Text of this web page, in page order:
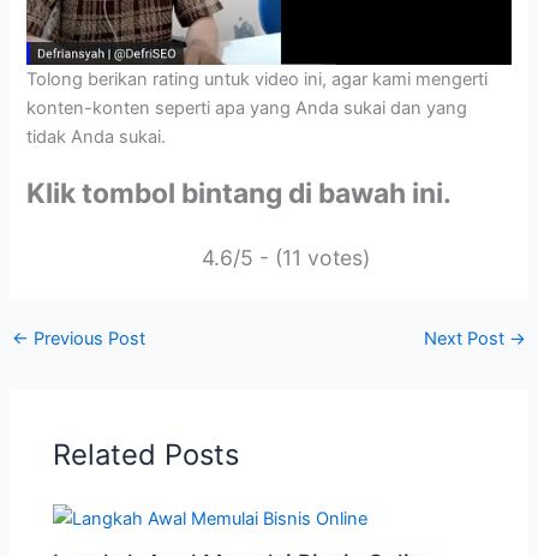
Tolong berikan rating untuk video ini, agar kami mengerti
konten-konten seperti apa yang Anda sukai dan yang
tidak Anda sukai.
Klik tombol bintang di bawah ini.
4.6/5 - (11 votes)
← Previous Post Next Post →
Related Posts